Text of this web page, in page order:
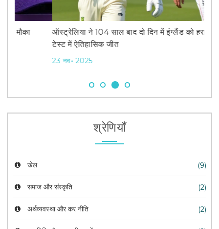
ऑस्ट्रेलिया ने 104 साल बाद दो दिन में इंग्लैंड को हराया, एशेज
टेस्ट में ऐतिहासिक जीत
23 नव॰ 2025
श्रेणियाँ
खेल (9)
समाज और संस्कृति (2)
अर्थव्यवस्था और कर नीति (2)